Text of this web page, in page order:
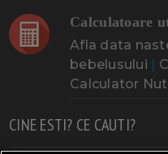
Calculatoare
Afla data
bebelusului
Calculator
CINE ESTI? CE CAUTI?